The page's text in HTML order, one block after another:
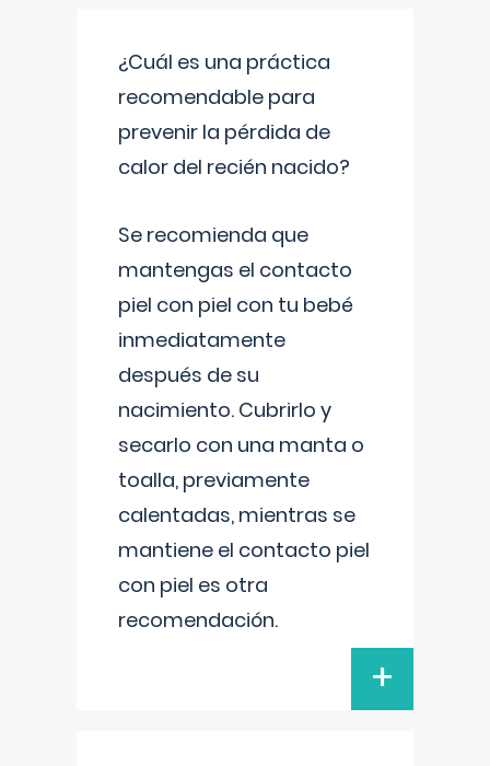
¿Cuál es una práctica
recomendable para
prevenir la pérdida de
calor del recién nacido?
Se recomienda que
mantengas el contacto
piel con piel con tu bebé
inmediatamente
después de su
nacimiento. Cubrirlo y
secarlo con una manta o
toalla, previamente
calentadas, mientras se
mantiene el contacto piel
con piel es otra
recomendación.
+